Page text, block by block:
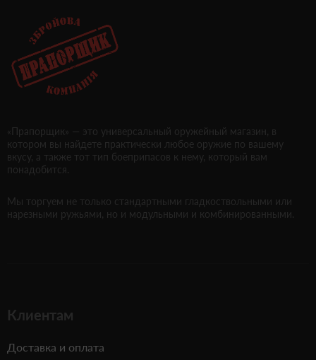
«Прапорщик» — это универсальный оружейный магазин, в
котором вы найдете практически любое оружие по вашему
вкусу, а также тот тип боеприпасов к нему, который вам
понадобится.
Мы торгуем не только стандартными гладкоствольными или
нарезными ружьями, но и модульными и комбинированными.
Клиентам
Доставка и оплата